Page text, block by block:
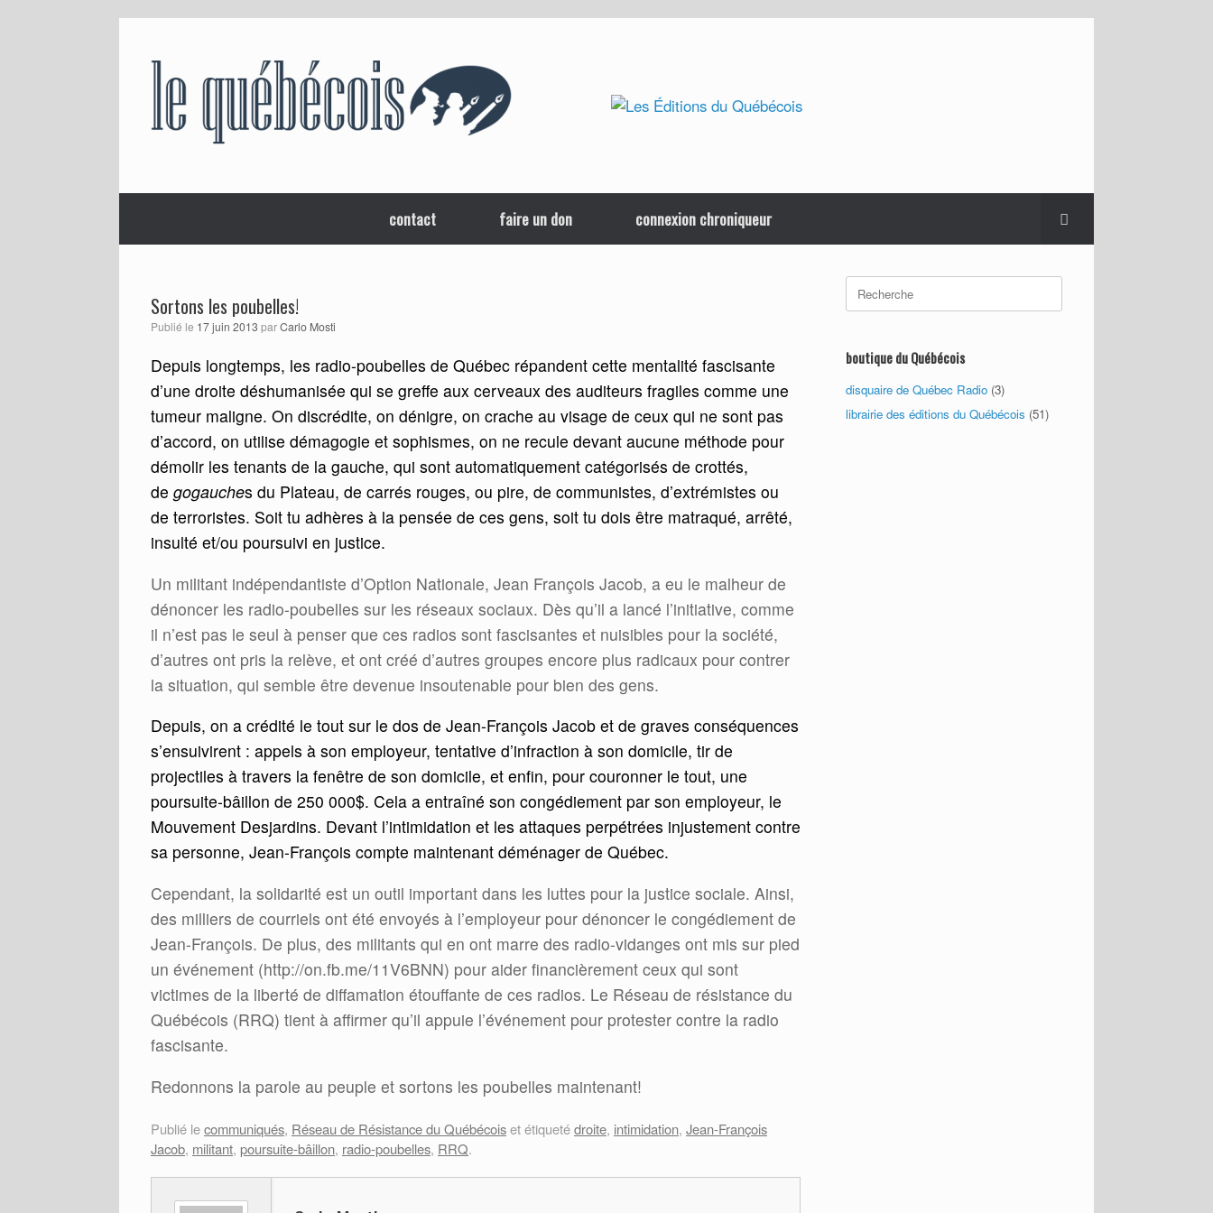
contact faire un don connexion chroniqueur
Sortons les poubelles!
Publié le 17 juin 2013 parCarlo Mosti
Depuis longtemps, les radio-poubelles de Québec répandent cette mentalité fascisante
d’une droite déshumanisée qui se greffe aux cerveaux des auditeurs fragiles comme une
tumeur maligne. On discrédite, on dénigre, on crache au visage de ceux qui ne sont pas
d’accord, on utilise démagogie et sophismes, on ne recule devant aucune méthode pour
démolir les tenants de la gauche, qui sont automatiquement catégorisés de crottés,
de gogauches du Plateau, de carrés rouges, ou pire, de communistes, d’extrémistes ou
de terroristes. Soit tu adhères à la pensée de ces gens, soit tu dois être matraqué, arrêté,
insulté et/ou poursuivi en justice.
Un militant indépendantiste d’Option Nationale, Jean François Jacob, a eu le malheur de
dénoncer les radio-poubelles sur les réseaux sociaux. Dès qu’il a lancé l’initiative, comme
il n’est pas le seul à penser que ces radios sont fascisantes et nuisibles pour la société,
d’autres ont pris la relève, et ont créé d’autres groupes encore plus radicaux pour contrer
la situation, qui semble être devenue insoutenable pour bien des gens.
Depuis, on a crédité le tout sur le dos de Jean-François Jacob et de graves conséquences
s’ensuivirent : appels à son employeur, tentative d’infraction à son domicile, tir de
projectiles à travers la fenêtre de son domicile, et enfin, pour couronner le tout, une
poursuite-bâillon de 250 000$. Cela a entraîné son congédiement par son employeur, le
Mouvement Desjardins. Devant l’intimidation et les attaques perpétrées injustement contre
sa personne, Jean-François compte maintenant déménager de Québec.
Cependant, la solidarité est un outil important dans les luttes pour la justice sociale. Ainsi,
des milliers de courriels ont été envoyés à l’employeur pour dénoncer le congédiement de
Jean-François. De plus, des militants qui en ont marre des radio-vidanges ont mis sur pied
un événement (http://on.fb.me/11V6BNN) pour aider financièrement ceux qui sont
victimes de la liberté de diffamation étouffante de ces radios. Le Réseau de résistance du
Québécois (RRQ) tient à affirmer qu’il appuie l’événement pour protester contre la radio
fascisante.
Redonnons la parole au peuple et sortons les poubelles maintenant!
Publié lecommuniqués, Réseau de Résistance du Québécoiset étiquetédroite, intimidation, Jean-François
Jacob, militant, poursuite-bâillon, radio-poubelles, RRQ.
Search
for:
boutique du Québécois
disquaire de Québec Radio (3)
librairie des éditions du Québécois (51)